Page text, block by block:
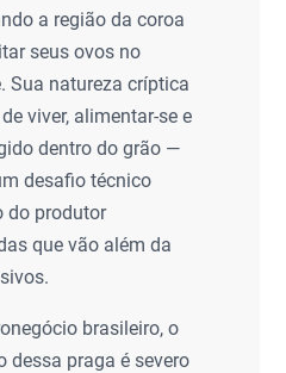
a região da coroa
seus ovos no
Sua natureza críptica
viver, alimentar-se e
dentro do grão —
desafio técnico
do produtor
que vão além da
brasileiro, o
dessa praga é severo